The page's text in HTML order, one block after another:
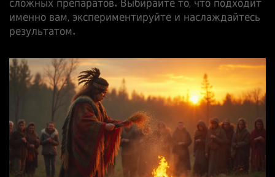
сложных препаратов. Выбирайте то, что подходит
именно вам, экспериментируйте и наслаждайтесь
результатом.